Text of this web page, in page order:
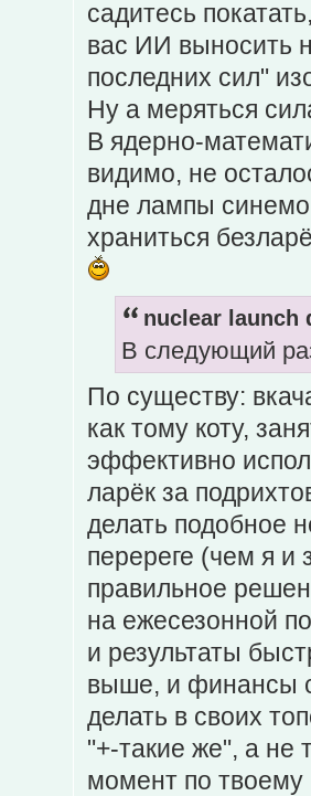
садитесь
вас ИИ выносить
последних сил"
Ну а меряться
В ядерно-
видимо, не
дне лампы
храниться
nuclear launch
В следующий
По существу:
как тому коту,
эффективно
ларёк за
делать подобное
перереге (чем я и
правильное
на ежесезонной
и результаты
выше, и финансы
делать в своих
"+-такие же", а не
момент по твоему